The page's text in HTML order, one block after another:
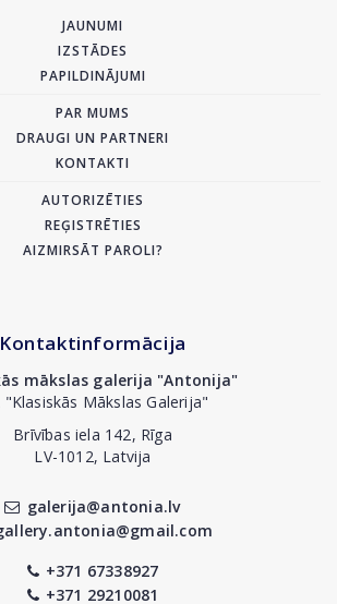
JAUNUMI
IZSTĀDES
PAPILDINĀJUMI
PAR MUMS
DRAUGI UN PARTNERI
KONTAKTI
AUTORIZĒTIES
REĢISTRĒTIES
AIZMIRSĀT PAROLI?
Kontaktinformācija
mākslas galerija "Antonija"
"Klasiskās Mākslas Galerija"
Brīvības iela 142, Rīga
LV-1012, Latvija
galerija@antonia.lv
+371 67338927
+371 29210081